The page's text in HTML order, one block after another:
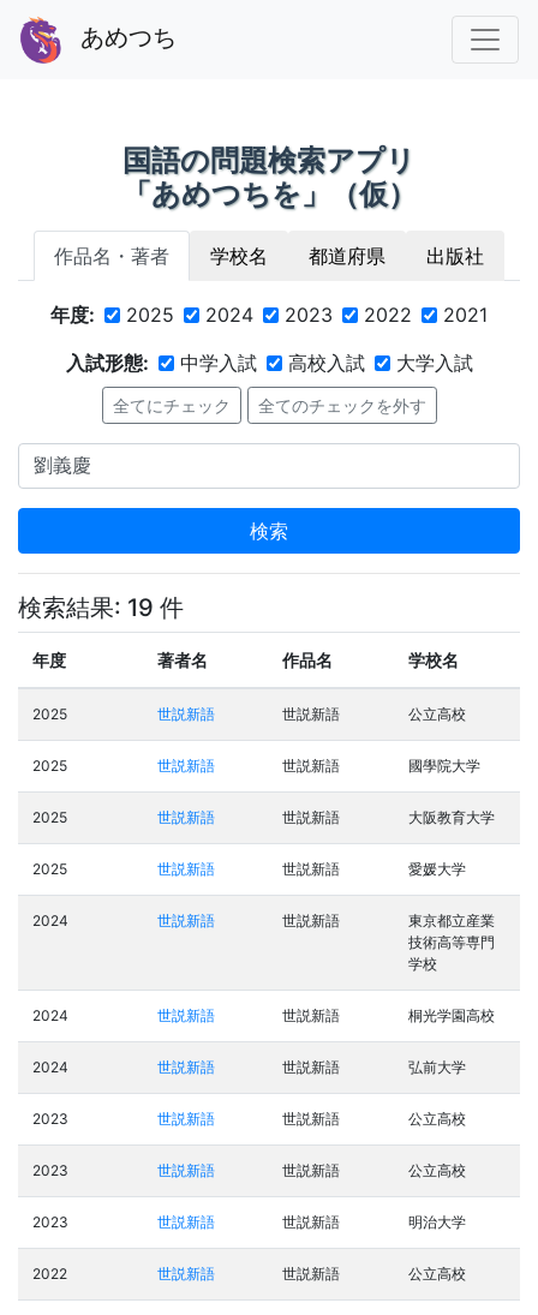
あめつち
国語の問題検索アプリ
「あめつちを」（仮）
作品名・著者 学校名 都道府県 出版社
年度: 2025 2024 2023 2022
2021
入試形態:
中学入試 高校入試 大学入試
全てにチェック 全てのチェックを外す
検索
検索結果: 19 件
年度 著者名 作品名 学校名
2025 世説新語 世説新語 公立高校
2025 世説新語 世説新語 國學院大学
2025 世説新語 世説新語 大阪教育大学
2025 世説新語 世説新語 愛媛大学
2024 世説新語 世説新語
東京都立産業
技術高等専門
学校
2024 世説新語 世説新語 桐光学園高校
2024 世説新語 世説新語 弘前大学
2023 世説新語 世説新語 公立高校
2023 世説新語 世説新語 公立高校
2023 世説新語 世説新語 明治大学
2022 世説新語 世説新語 公立高校